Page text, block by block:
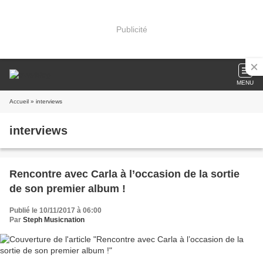
Publicité
MENU
Accueil » interviews
interviews
Rencontre avec Carla à l’occasion de la sortie
de son premier album !
Publié le 10/11/2017 à 06:00
Par Steph Musicnation